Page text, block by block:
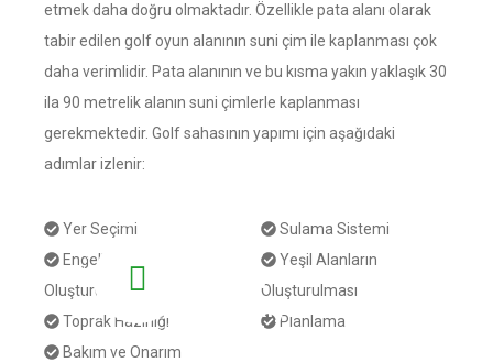
etmek daha doğru olmaktadır. Özellikle pata alanı olarak
tabir edilen golf oyun alanının suni çim ile kaplanması çok
daha verimlidir. Pata alanının ve bu kısma yakın yaklaşık 30
ila 90 metrelik alanın suni çimlerle kaplanması
gerekmektedir. Golf sahasının yapımı için aşağıdaki
adımlar izlenir:
Yer Seçimi
Engellerin
Oluşturulması
Toprak Hazırlığı
Bakım ve Onarım
Sulama Sistemi
Yeşil Alanların
Oluşturulması
Planlama
Ekip
Spor
Farkıyla